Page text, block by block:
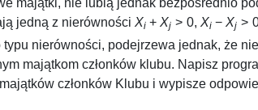
jedną z nierówności Xi + Xj > 0, Xi − Xj >
nierówności, podejrzewa jednak, że
majątkom członków klubu. Napisz
członków Klubu i wypisze